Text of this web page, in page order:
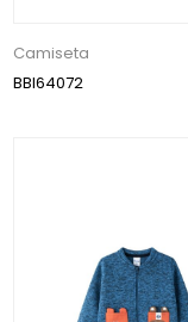
Camiseta
BBI64072